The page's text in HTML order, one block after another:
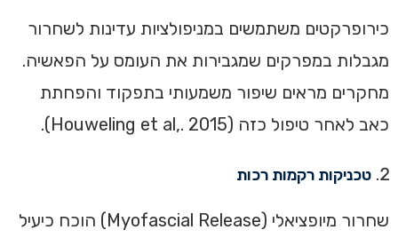
כירופרקטים משתמשים במניפולציות עדינות לשחרור
מגבלות במפרקים שמגבירות את העומס על הפאשיה.
מחקרים מראים שיפור משמעותי בתפקוד והפחתת
כאב לאחר טיפול כזה (Houweling et al,. 2015).
טכניקות רקמות רכות
שחרור מיופציאלי (Myofascial Release) הוכח כיעיל